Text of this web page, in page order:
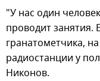
"У нас один
проводит занятия.
гранатометчика,
радиостанции у
Никонов.